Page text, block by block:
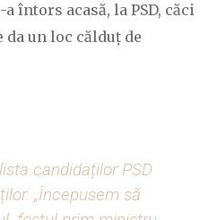
întors acasă, la PSD, căci
un loc călduț de
candidaților PSD
„Începusem să